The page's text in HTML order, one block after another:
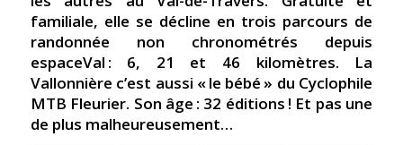
familiale, elle se décline en trois parcours de
randonnée non chronométrés depuis
espaceVal : 6, 21 et 46 kilomètres. La
Vallonnière c’est aussi « le bébé » du Cyclophile
MTB Fleurier. Son âge : 32 éditions ! Et pas une
de plus malheureusement…